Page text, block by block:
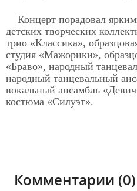
Концерт порадовал
детских творческих
трио «Классика»,
студия «Мажорики»,
«Браво», народный
народный танцевальный
вокальный ансамбль
костюма «Силуэт».
Комментарии (0)